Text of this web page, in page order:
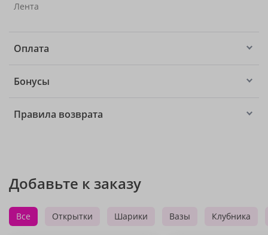
Лента
Оплата
Бонусы
Правила возврата
Добавьте к заказу
Все Открытки Шарики Вазы Клубника